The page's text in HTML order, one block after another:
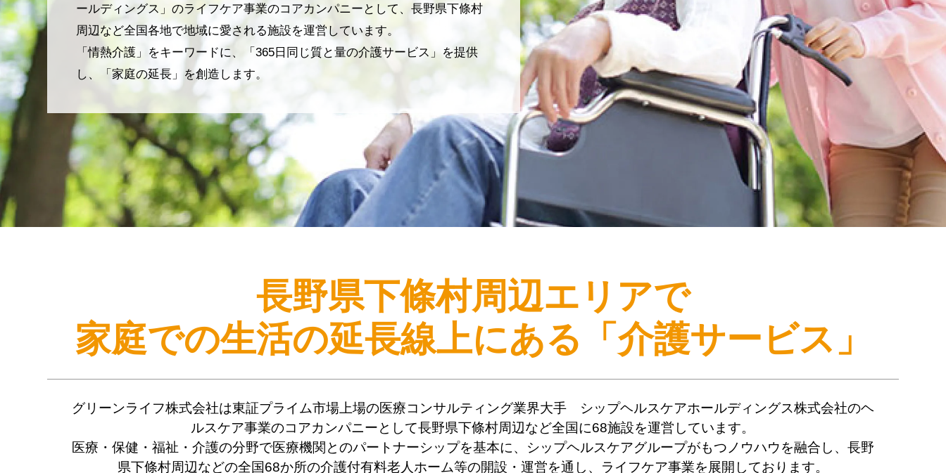
ールディングス」のライフケア事業のコアカンパニーとして、長野県下條村
周辺など全国各地で地域に愛される施設を運営しています。
「情熱介護」をキーワードに、「365日同じ質と量の介護サービス」を提供
し、「家庭の延長」を創造します。
長野県下條村周辺エリアで
家庭での生活の延長線上にある 「介護サービス」
グリーンライフ株式会社は東証プライム市場上場の医療コンサルティング業界大手 シップヘルスケアホールディングス株式会社のヘ
ルスケア事業のコアカンパニーとして長野県下條村周辺など全国に68施設を運営しています。
医療・保健・福祉・介護の分野で医療機関とのパートナーシップを基本に、シップヘルスケアグループがもつノウハウを融合し、長野
県下條村周辺などの全国68か所の介護付有料老人ホーム等の開設・運営を通し、ライフケア事業を展開しております。